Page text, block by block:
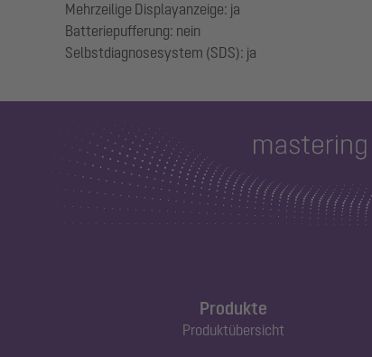
Mehrzeilige Displayanzeige: ja
Batteriepufferung: nein
Produkte
Produktübersicht